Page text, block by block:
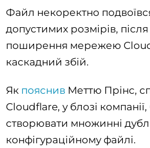
Файл некоректно
допустимих розмірів,
поширення мережею
каскадний збій.
Як пояснив Меттю Прінс,
Cloudflare, у блозі
створювати множинні
конфігураційному файлі.